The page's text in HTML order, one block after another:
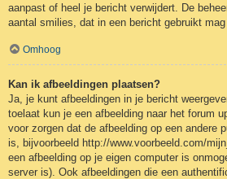
aanpast of heel je bericht verwijdert. De
aantal smilies, dat in een bericht gebruikt mag
Omhoog
Kan ik afbeeldingen plaatsen?
Ja, je kunt afbeeldingen in je bericht
toelaat kun je een afbeelding naar het forum
voor zorgen dat de afbeelding op een andere
is, bijvoorbeeld http://www.voorbeeld.com/
een afbeelding op je eigen computer is
server is). Ook afbeeldingen die een